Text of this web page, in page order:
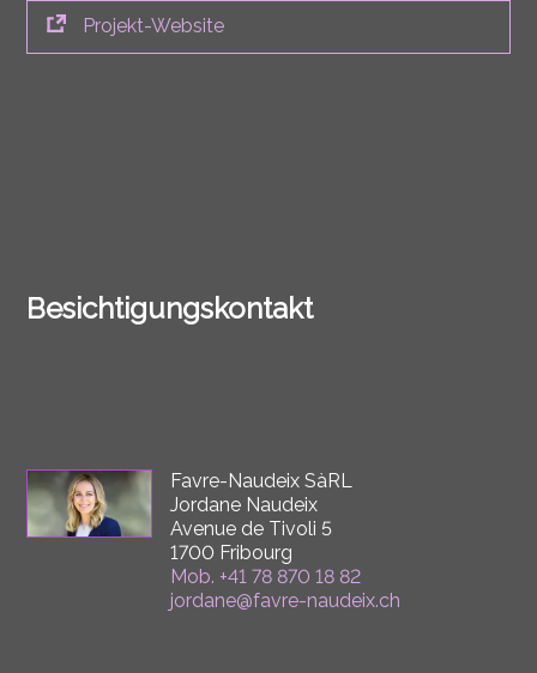
Projekt-Website
Besichtigungskontakt
Favre-Naudeix SàRL
Jordane Naudeix
Avenue de Tivoli 5
1700 Fribourg
Mob. +41 78 870 18 82
jordane@favre-naudeix.ch